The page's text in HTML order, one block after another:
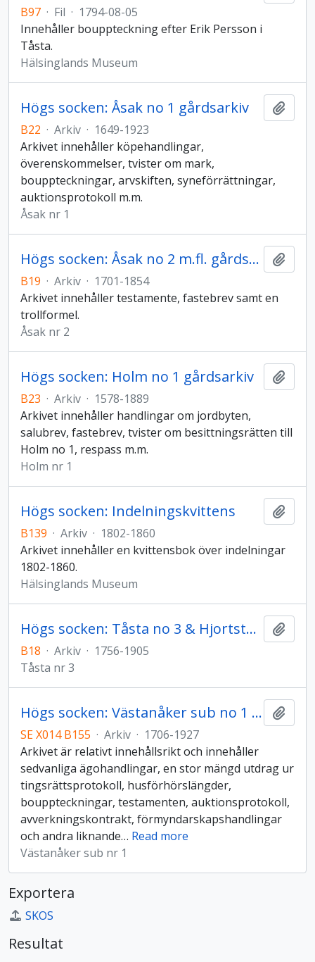
B97 · Fil · 1794-08-05
Innehåller bouppteckning efter Erik Persson i
Tåsta.
Hälsinglands Museum
Högs socken: Åsak no 1 gårdsarkiv
B22 · Arkiv · 1649-1923
Arkivet innehåller köpehandlingar,
överenskommelser, tvister om mark,
bouppteckningar, arvskiften, syneförrättningar,
auktionsprotokoll m.m.
Åsak nr 1
Högs socken: Åsak no 2 m.fl. gårdsarkiv
B19 · Arkiv · 1701-1854
Arkivet innehåller testamente, fastebrev samt en
trollformel.
Åsak nr 2
Högs socken: Holm no 1 gårdsarkiv
B23 · Arkiv · 1578-1889
Arkivet innehåller handlingar om jordbyten,
salubrev, fastebrev, tvister om besittningsrätten till
Holm no 1, respass m.m.
Holm nr 1
Högs socken: Indelningskvittens
B139 · Arkiv · 1802-1860
Arkivet innehåller en kvittensbok över indelningar
1802-1860.
Hälsinglands Museum
Högs socken: Tåsta no 3 & Hjortsta no 4
B18 · Arkiv · 1756-1905
Tåsta nr 3
Högs socken: Västanåker sub no 1 gårdsarkiv
SE X014 B155 · Arkiv · 1706-1927
Arkivet är relativt innehållsrikt och innehåller
sedvanliga ägohandlingar, en stor mängd utdrag ur
tingsrättsprotokoll, husförhörslängder,
bouppteckningar, testamenten, auktionsprotokoll,
avverkningskontrakt, förmyndarskapshandlingar
och andra liknande… Read more
Västanåker sub nr 1
Exportera
SKOS
Resultat